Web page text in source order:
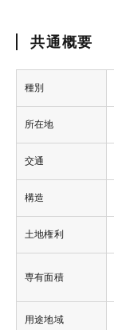
共通概要
種別
所在地
交通
構造
土地権利
専有面積
用途地域